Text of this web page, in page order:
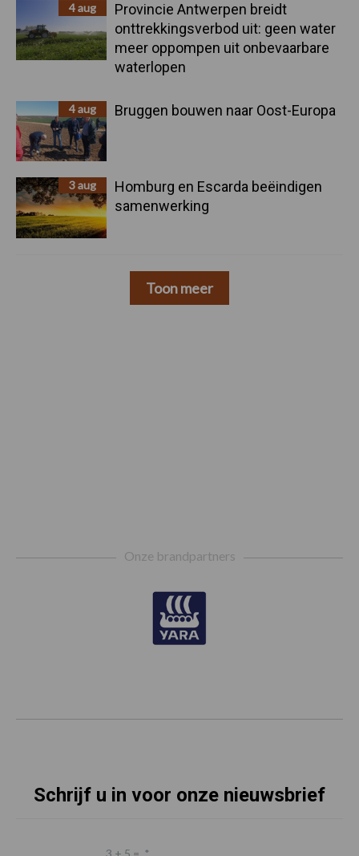
4 aug
Provincie Antwerpen breidt
onttrekkingsverbod uit: geen water
meer oppompen uit onbevaarbare
waterlopen
4 aug Bruggen bouwen naar Oost-Europa
3 aug
Homburg en Escarda beëindigen
samenwerking
Toon meer
Onze brandpartners
Schrijf u in voor onze nieuwsbrief
3 + 5 = *